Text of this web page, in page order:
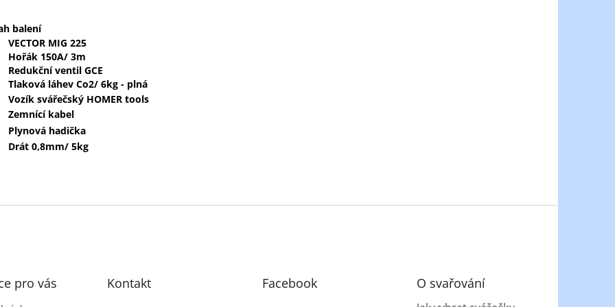
balení
VECTOR MIG 225
Hořák 150A/ 3m
Redukční ventil GCE
Tlaková láhev Co2/ 6kg - plná
Vozík svářečský HOMER tools
Zemnící kabel
Plynová hadička
Drát 0,8mm/ 5kg
pro vás Kontakt Facebook O svařování